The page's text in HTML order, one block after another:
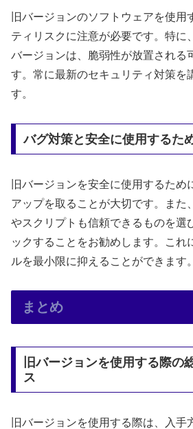
旧バージョンのソフトウェアを使用
ティリスクに注意が必要です。特に
バージョンは、脆弱性が放置される
す。常に最新のセキュリティ対策を
す。
バグ対策と安全に使用するた
旧バージョンを安全に使用するため
アップを取ることが大切です。また
やスクリプトも信頼できるものを選
ックすることをお勧めします。これ
ルを最小限に抑えることができます。
まとめ
旧バージョンを使用する際の
ス
旧バージョンを使用する際は、入手